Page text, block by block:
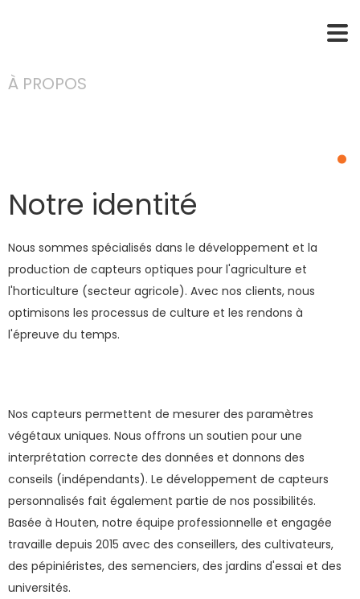
À PROPOS
.
Notre identité
Nous sommes spécialisés dans le développement et la
production de capteurs optiques pour l'agriculture et
l'horticulture (secteur agricole). Avec nos clients, nous
optimisons les processus de culture et les rendons à
l'épreuve du temps.
Nos capteurs permettent de mesurer des paramètres
végétaux uniques. Nous offrons un soutien pour une
interprétation correcte des données et donnons des
conseils (indépendants). Le développement de capteurs
personnalisés fait également partie de nos possibilités.
Basée à Houten, notre équipe professionnelle et engagée
travaille depuis 2015 avec des conseillers, des cultivateurs,
des pépiniéristes, des semenciers, des jardins d'essai et des
universités.